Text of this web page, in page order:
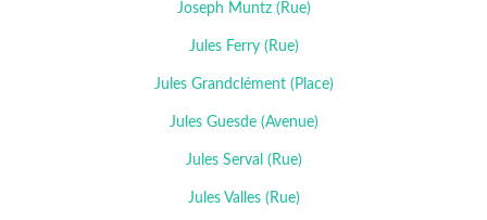
Joseph Muntz (Rue)
Jules Ferry (Rue)
Jules Grandclément (Place)
Jules Guesde (Avenue)
Jules Serval (Rue)
Jules Valles (Rue)